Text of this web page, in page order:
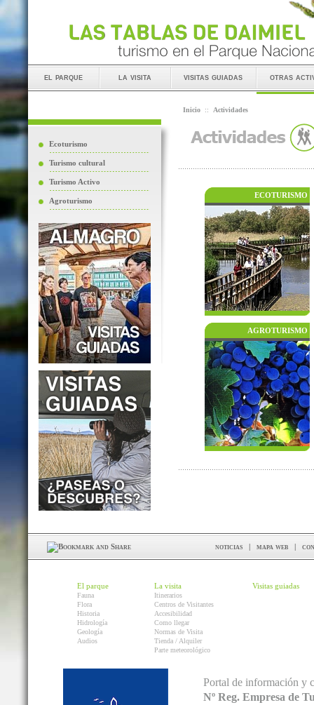
el parque la visita visitas guiadas otras
Ecoturismo
Turismo cultural
Turismo Activo
Agroturismo
Inicio :: Actividades
ECOTURISMO
AGROTURISMO
noticias | mapa web |
El parque
Fauna
Flora
Historia
Hidrología
Geología
Audios
La visita
Itinerarios
Centros de Visitantes
Accesibilidad
Como llegar
Normas de Visita
Tienda / Alquiler
Parte meteorológico
Visitas guiadas
Portal de información y
Nº Reg. Empresa de